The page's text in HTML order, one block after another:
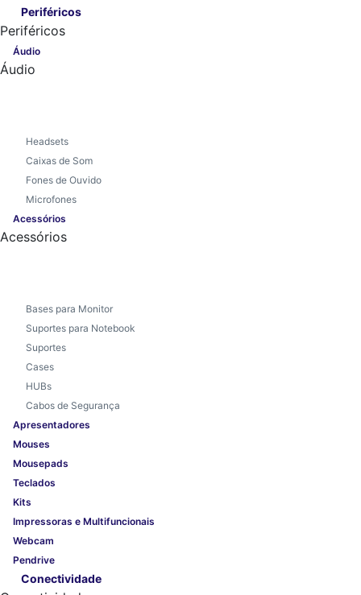
Periféricos
Periféricos
Áudio
Áudio
Headsets
Caixas de Som
Fones de Ouvido
Microfones
Acessórios
Acessórios
Bases para Monitor
Suportes para Notebook
Suportes
Cases
HUBs
Cabos de Segurança
Apresentadores
Mouses
Mousepads
Teclados
Kits
Impressoras e Multifuncionais
Webcam
Pendrive
Conectividade